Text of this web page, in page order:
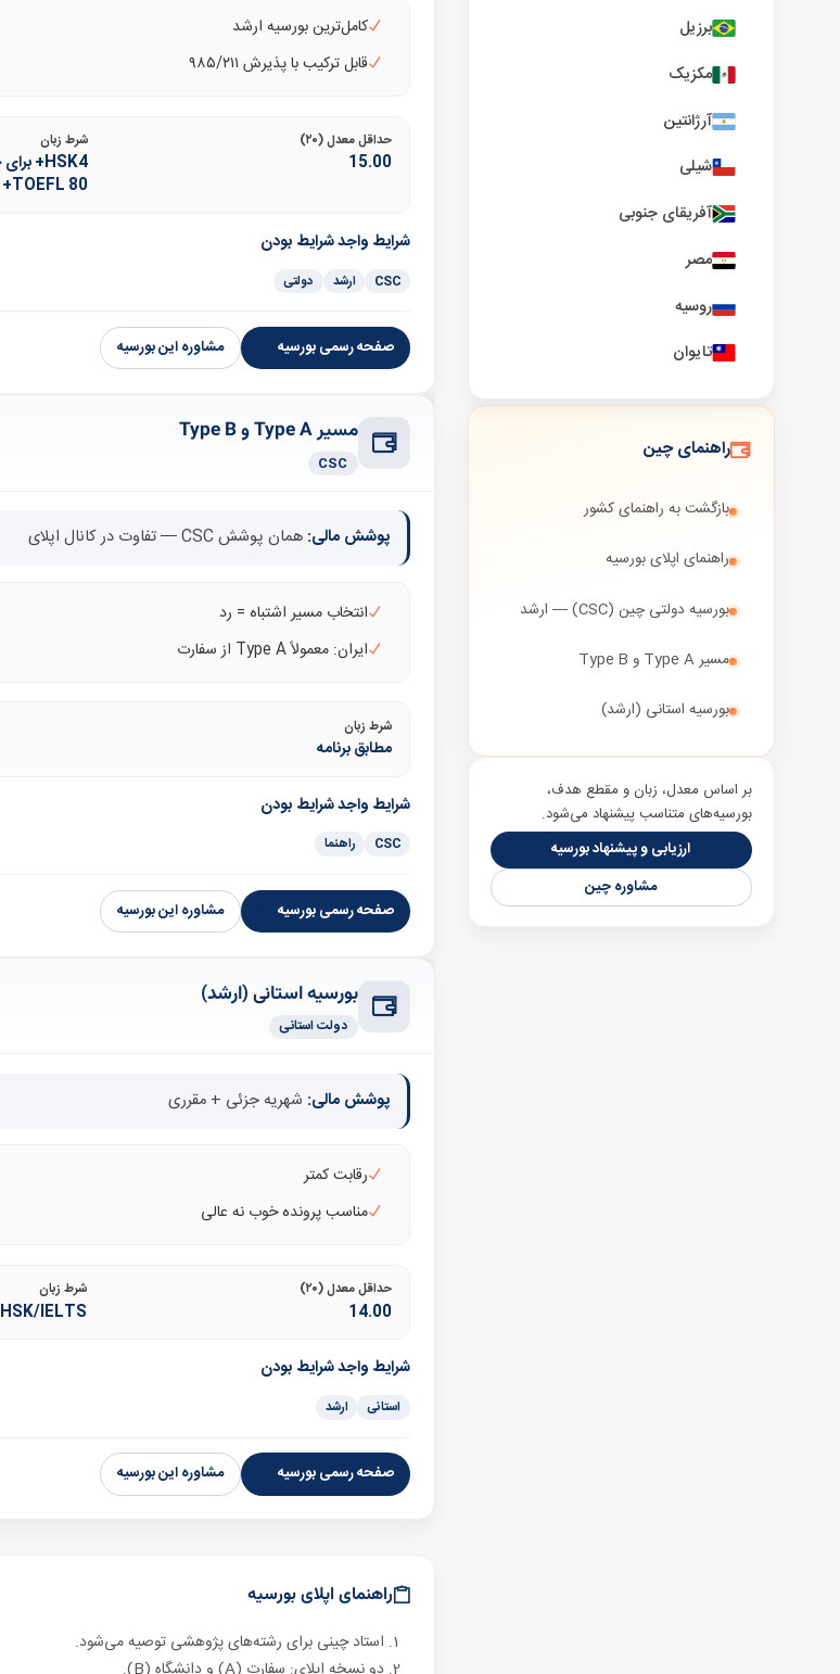
برزیل
مکزیک
آرژانتین
شیلی
آفریقای جنوبی
مصر
روسیه
تایوان
راهنمای چین
بازگشت به راهنمای کشور
راهنمای اپلای بورسیه
بورسیه دولتی چین (CSC) — ارشد
مسیر Type A و Type B
بورسیه استانی (ارشد)
بر اساس معدل، زبان و مقطع هدف،
بورسیه‌های متناسب پیشنهاد می‌شود.
ارزیابی و پیشنهاد بورسیه
مشاوره چین
کامل‌ترین بورسیه ارشد
قابل ترکیب با پذیرش ۹۸۵/۲۱۱
حداقل معدل (۲۰)
15.00
شرط زبان
TOEFL 80+ برای انگلیسی‌زبان
شرایط واجد شرایط بودن
CSC ارشد دولتی
صفحه رسمی بورسیه مشاوره این بورسیه
مسیر Type A و Type B
CSC
پوشش مالی: همان پوشش CSC — تفاوت در کانال اپلای
انتخاب مسیر اشتباه = رد
ایران: معمولاً Type A از سفارت
شرط زبان
مطابق برنامه
شرایط واجد شرایط بودن
CSC راهنما
صفحه رسمی بورسیه مشاوره این بورسیه
بورسیه استانی (ارشد)
دولت استانی
پوشش مالی: شهریه جزئی + مقرری
رقابت کمتر
مناسب پرونده خوب نه عالی
حداقل معدل (۲۰)
14.00
شرط زبان
HSK/IELTS
شرایط واجد شرایط بودن
استانی ارشد
صفحه رسمی بورسیه مشاوره این بورسیه
راهنمای اپلای بورسیه
استاد چینی برای رشته‌های پژوهشی توصیه می‌شود.